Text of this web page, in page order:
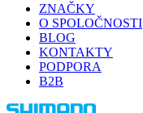
ZNAČKY
O SPOLOČNOSTI
BLOG
KONTAKTY
PODPORA
B2B